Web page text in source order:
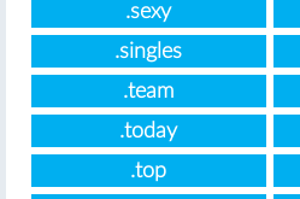
.sexy
.singles
.team
.today
.top